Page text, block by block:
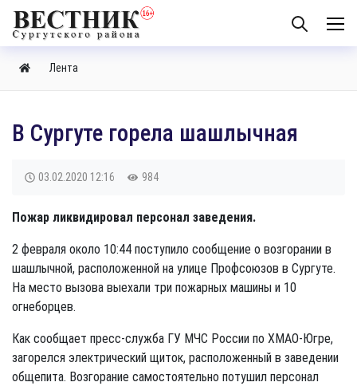
Лента
В Сургуте горела шашлычная
03.02.2020 12:16 984
Пожар ликвидировал персонал заведения.
2 февраля около 10:44 поступило сообщение о возгорании в
шашлычной, расположенной на улице Профсоюзов в Сургуте.
На место вызова выехали три пожарных машины и 10
огнеборцев.
Как сообщает пресс-служба ГУ МЧС России по ХМАО-Югре,
загорелся электрический щиток, расположенный в заведении
общепита. Возгорание самостоятельно потушил персонал